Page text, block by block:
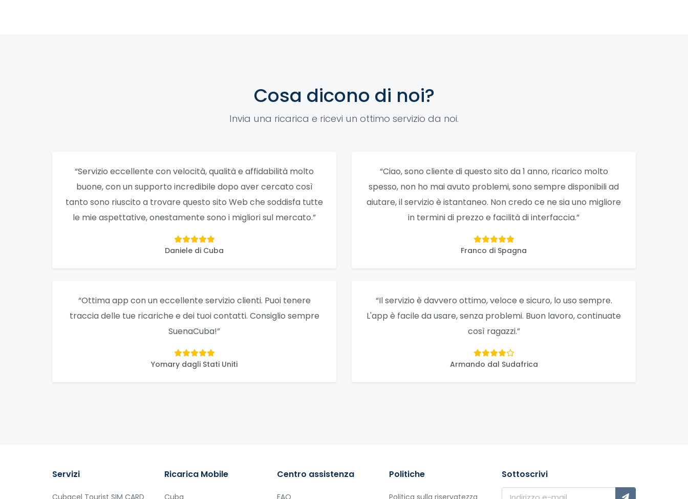
Cosa dicono di noi?
Invia una ricarica e ricevi un ottimo servizio da noi.
“Servizio eccellente con velocità, qualità e affidabilità molto
buone, con un supporto incredibile dopo aver cercato così
tanto sono riuscito a trovare questo sito Web che soddisfa tutte
le mie aspettative, onestamente sono i migliori sul mercato.”
Daniele di Cuba
“Ciao, sono cliente di questo sito da 1 anno, ricarico molto
spesso, non ho mai avuto problemi, sono sempre disponibili ad
aiutare, il servizio è istantaneo. Non credo ce ne sia uno migliore
in termini di prezzo e facilità di interfaccia.”
Franco di Spagna
“Ottima app con un eccellente servizio clienti. Puoi tenere
traccia delle tue ricariche e dei tuoi contatti. Consiglio sempre
SuenaCuba!”
Yomary dagli Stati Uniti
“Il servizio è davvero ottimo, veloce e sicuro, lo uso sempre.
L'app è facile da usare, senza problemi. Buon lavoro, continuate
così ragazzi.”
Armando dal Sudafrica
Servizi
Cubacel Tourist SIM CARD
Ricarica Mobile
Cuba
Centro assistenza
FAQ
Politiche
Politica sulla riservatezza
Sottoscrivi